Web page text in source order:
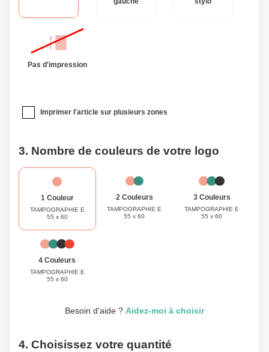
Pas d'impression
Imprimer l'article sur plusieurs zones
3. Nombre de couleurs de votre logo
1 Couleur
TAMPOGRAPHIE E
55 x 60
2 Couleurs
TAMPOGRAPHIE E
55 x 60
3 Couleurs
TAMPOGRAPHIE E
55 x 60
4 Couleurs
TAMPOGRAPHIE E
55 x 60
Besoin d'aide ? Aidez-moi à choisir
4. Choisissez votre quantité